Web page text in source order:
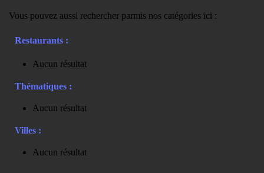
Vous pouvez aussi rechercher parmis nos catégories ici :
Restaurants :
Aucun résultat
Thématiques :
Aucun résultat
Villes :
Aucun résultat